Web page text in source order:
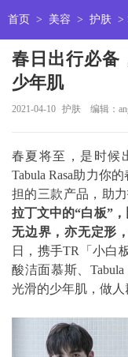
首页 > 美容 > 护肤 >
春日出行必备
少年肌
2021-04-10 护肤 编辑：
春夏将至，是时候
Tabula Rasa助力你
担的三款产品，助
拉丁文中的“白板”
无边界，亦无定形
日，携手TR「小白
酸洁面慕斯、
光滑的少年肌，做人